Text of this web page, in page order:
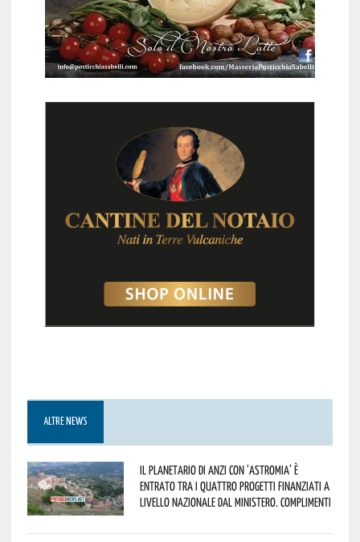
ALTRE NEWS
Il Planetario di Anzi con ‘Astromia’ è
entrato tra i quattro progetti finanziati a
livello nazionale dal Ministero. Complimenti